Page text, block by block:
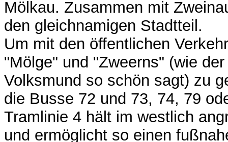
Mölkau. Zusammen mit
den gleichnamigen Stadtteil.
Um mit den öffentlichen
"Mölge" und "Zweerns" (wie
Volksmund so schön sagt) zu
die Busse 72 und 73, 74, 79
Tramlinie 4 hält im westlich
und ermöglicht so einen